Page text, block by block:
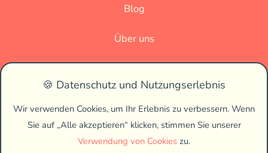
🍪 Datenschutz und Nutzungserlebnis
Wir verwenden Cookies, um Ihr Erlebnis zu verbessern. Wenn
Sie auf „Alle akzeptieren“ klicken, stimmen Sie unserer
Verwendung von Cookies zu.
Blog
Über uns